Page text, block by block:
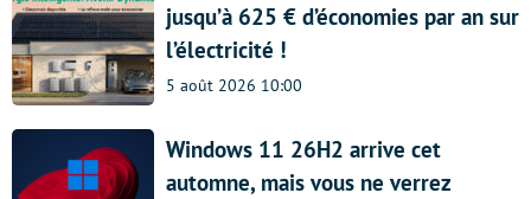
jusqu’à 625 € d’économies par an sur
l’électricité !
5 août 2026 10:00
Windows 11 26H2 arrive cet
automne, mais vous ne verrez